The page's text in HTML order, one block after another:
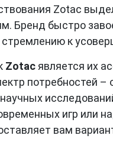
Zotac
Бренд быстро
к
Zotac является их
потребностей –
игр или
вам